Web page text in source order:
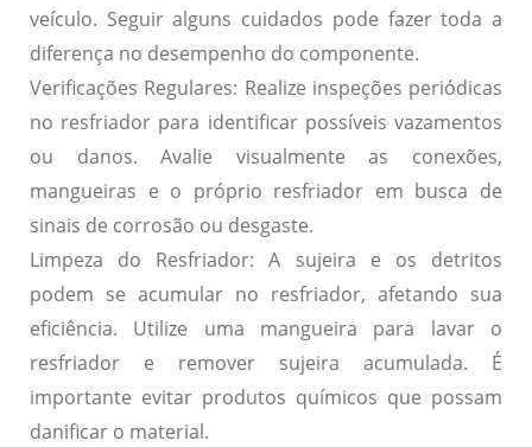
veículo. Seguir alguns cuidados pode fazer toda a
diferença no desempenho do componente.
Verificações Regulares: Realize inspeções periódicas
no resfriador para identificar possíveis vazamentos
ou danos. Avalie visualmente as conexões,
mangueiras e o próprio resfriador em busca de
sinais de corrosão ou desgaste.
Limpeza do Resfriador: A sujeira e os detritos
podem se acumular no resfriador, afetando sua
eficiência. Utilize uma mangueira para lavar o
resfriador e remover sujeira acumulada. É
importante evitar produtos químicos que possam
danificar o material.